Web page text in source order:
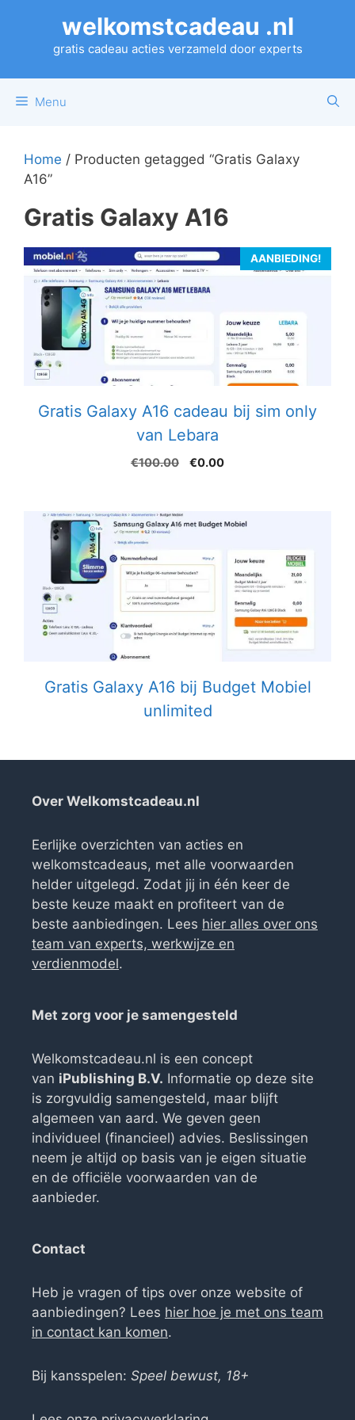
welkomstcadeau .nl
gratis cadeau acties verzameld door experts
Menu
Home / Producten getagged “Gratis Galaxy
A16”
Gratis Galaxy A16
AANBIEDING!
Gratis Galaxy A16 cadeau bij sim only
van Lebara
€100.00
Oorspronkelijke
€0.00Huidige
Gratis Galaxy A16 bij Budget Mobiel
unlimited
Over Welkomstcadeau.nl
Eerlijke overzichten van acties en
welkomstcadeaus, met alle voorwaarden
helder uitgelegd. Zodat jij in één keer de
beste keuze maakt en profiteert van de
beste aanbiedingen. Lees hier alles over ons
team van experts, werkwijze en
verdienmodel.
Met zorg voor je samengesteld
Welkomstcadeau.nl is een concept
van iPublishing B.V. Informatie op deze site
is zorgvuldig samengesteld, maar blijft
algemeen van aard. We geven geen
individueel (financieel) advies. Beslissingen
neem je altijd op basis van je eigen situatie
en de officiële voorwaarden van de
aanbieder.
Contact
Heb je vragen of tips over onze website of
aanbiedingen? Lees hier hoe je met ons team
in contact kan komen.
Bij kansspelen: Speel bewust, 18+